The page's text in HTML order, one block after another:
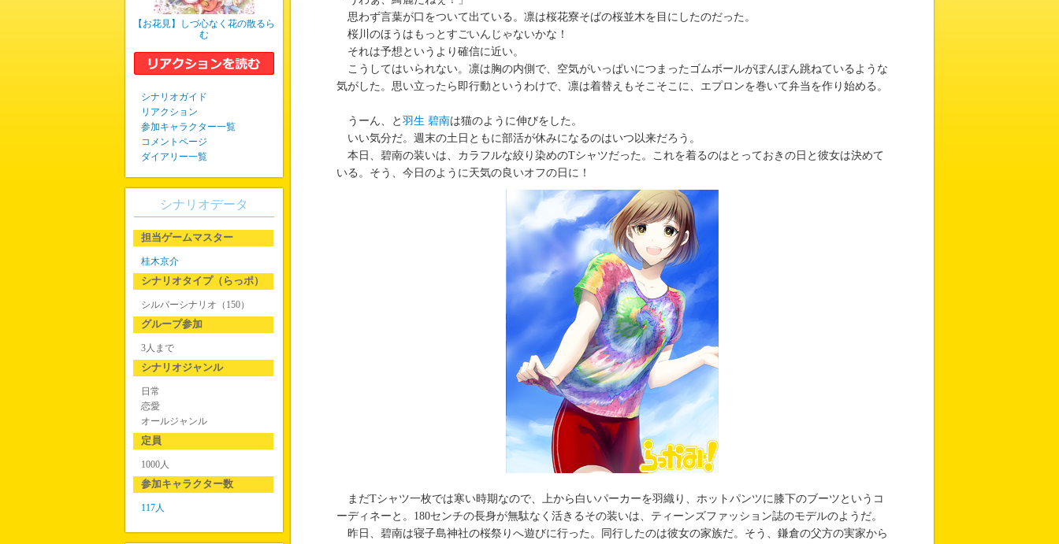
思わず言葉が口をついて出ている。凛は桜花寮そばの桜並木を目にしたのだった。
桜川のほうはもっとすごいんじゃないかな！
それは予想というより確信に近い。
こうしてはいられない。凛は胸の内側で、空気がいっぱいにつまったゴムボールがぽんぽん跳ねているような
気がした。思い立ったら即行動というわけで、凛は着替えもそこそこに、エプロンを巻いて弁当を作り始める。
うーん、と 羽生 碧南は猫のように伸びをした。
いい気分だ。週末の土日ともに部活が休みになるのはいつ以来だろう。
本日、碧南の装いは、カラフルな絞り染めのTシャツだった。これを着るのはとっておきの日と彼女は決めて
いる。そう、今日のように天気の良いオフの日に！
まだTシャツ一枚では寒い時期なので、上から白いパーカーを羽織り、ホットパンツに膝下のブーツというコ
ーディネーと。180センチの長身が無駄なく活きるその装いは、ティーンズファッション誌のモデルのようだ。
昨日、碧南は寝子島神社の桜祭りへ遊びに行った。同行したのは彼女の家族だ。そう、鎌倉の父方の実家から
【お花見】しづ心なく花の散るら
む
シナリオガイド
リアクション
参加キャラクター一覧
コメントページ
ダイアリー一覧
シナリオデータ
担当ゲームマスター
桂木京介
シナリオタイプ（らっポ）
シルバーシナリオ（150）
グループ参加
3人まで
シナリオジャンル
日常
恋愛
オールジャンル
定員
1000人
参加キャラクター数
117人